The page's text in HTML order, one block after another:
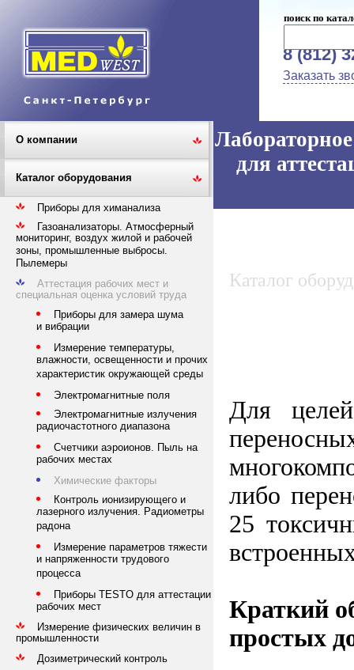
поиск по
8 (812)
Заказать
О компании
Каталог оборудования
Приборы для химанализа
Газоанализаторы. Атмосферный
мониторинг, воздух жилой и рабочей
зоны, промышленные выбросы.
Пылемеры
Аттестация рабочих мест и
специальная оценка условий труда
Приборы для замера шума
и вибрации
Измерение температуры,
влажности, освещенности и прочих
характеристик окружающей среды
Электромагнитные поля
Электромагнитные излучения
радиочастотного диапазона
Счетчики аэроионов. Пыль на
рабочих местах
Химические факторы
Контроль ионизирующего и
лазерного излучения. Радиометры
радона
Измерение параметров тяжести
и напряженности трудового
процесса
Приборы TESTO для аттестации
рабочих мест
Измерение физических величин в
промышленности
Дозиметрический контроль
для
Каталог
Для
либо
25
Краткий
простых